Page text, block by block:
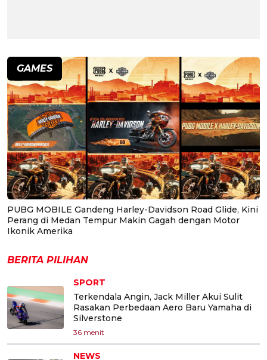
GAMES
PUBG MOBILE Gandeng Harley-Davidson Road Glide, Kini
Perang di Medan Tempur Makin Gagah dengan Motor
Ikonik Amerika
BERITA PILIHAN
SPORT
Terkendala Angin, Jack Miller Akui Sulit
Rasakan Perbedaan Aero Baru Yamaha di
Silverstone
36 menit
NEWS